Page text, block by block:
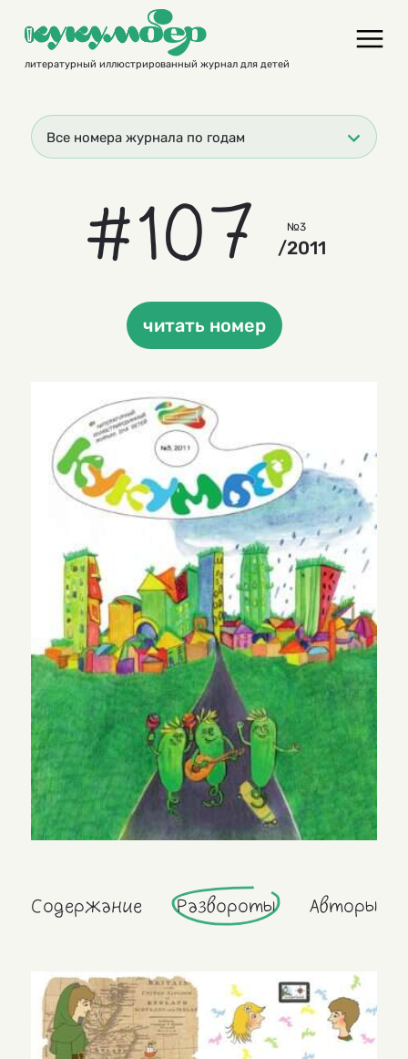
contentлитературный иллюстрированный журнал для детей
Все номера журнала по годам
#107 №3
/2011
читать номер
Содержание Развороты Авторы